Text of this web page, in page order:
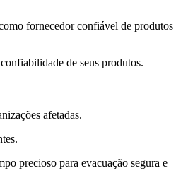
fornecedor confiável de produtos
de seus produtos.
afetadas.
precioso para evacuação segura e